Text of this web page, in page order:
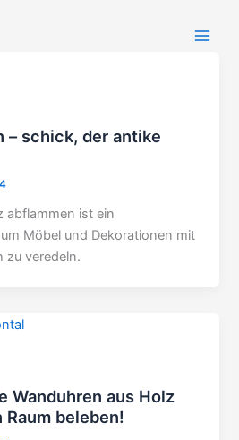
– schick, der antike
abflammen ist ein
Möbel und Dekorationen mit
zu veredeln.
Wanduhren aus Holz
Raum beleben!